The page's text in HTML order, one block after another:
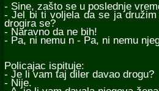
- Sine, zašto se u poslednje
- Jel bi ti voljela da se ja
drogira se?
- Naravno da ne bih!
- Pa, ni nemu n - Pa, ni nemu
Policajac ispituje:
- Je li vam taj diler davao drogu?
- Nije.